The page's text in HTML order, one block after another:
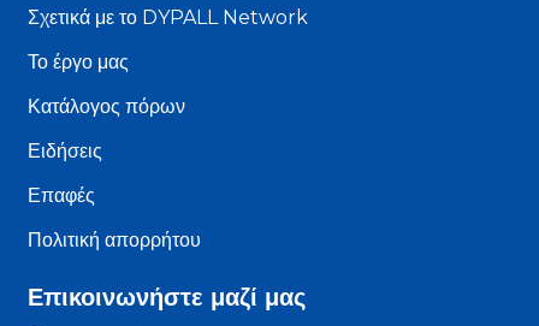
Σχετικά με το DYPALL Network
Το έργο μας
Κατάλογος πόρων
Ειδήσεις
Επαφές
Πολιτική απορρήτου
Επικοινωνήστε μαζί μας